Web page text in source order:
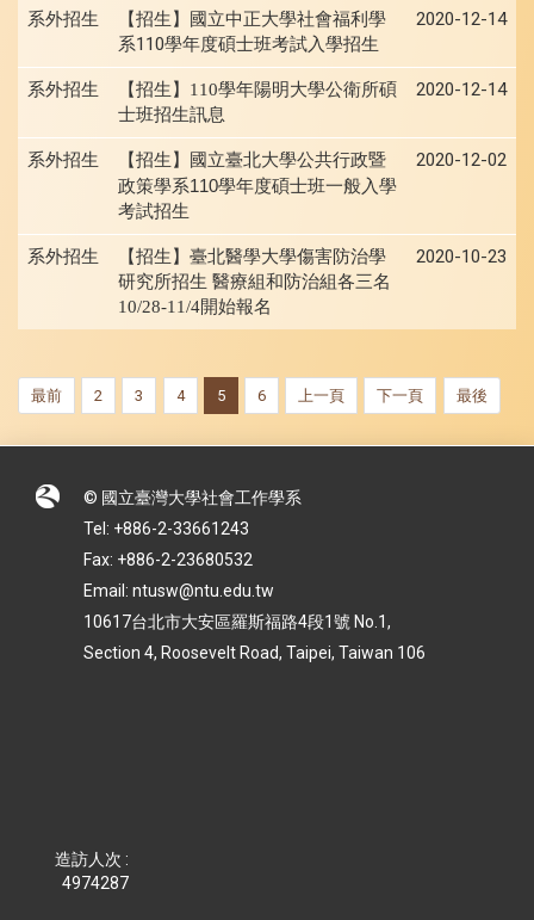
系外招生
【招生】國立中正大學社會福利學
系110學年度碩士班考試入學招生
2020-12-14
系外招生
【招生】110學年陽明大學公衛所碩
士班招生訊息
2020-12-14
系外招生
【招生】國立臺北大學公共行政暨
政策學系110學年度碩士班一般入學
考試招生
2020-12-02
系外招生
【招生】臺北醫學大學傷害防治學
研究所招生 醫療組和防治組各三名
10/28-11/4開始報名
2020-10-23
最前 2 3 4 5 6 上一頁 下一頁 最後
© 國立臺灣大學社會工作學系
Tel: +886-2-33661243
Fax: +886-2-23680532
Email: ntusw@ntu.edu.tw
10617台北市大安區羅斯福路4段1號 No.1,
Section 4, Roosevelt Road, Taipei, Taiwan 106
造訪人次 :
4974287